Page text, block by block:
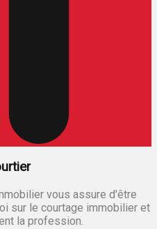
vous assure d'être
sur le courtage immobilier et
la profession.